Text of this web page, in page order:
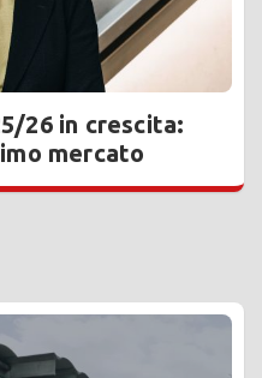
26 in crescita:
mercato